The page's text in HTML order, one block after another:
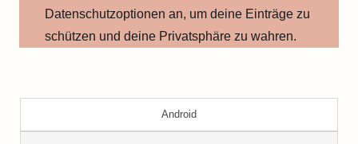
Datenschutzoptionen an, um deine Einträge zu
schützen und deine Privatsphäre zu wahren.
Android